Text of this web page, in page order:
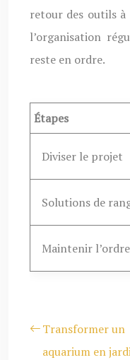
retour des outils
l’organisation
reste en ordre.
Étapes
Diviser le projet
Solutions de
Maintenir l’ordre
Transformer un
aquarium en